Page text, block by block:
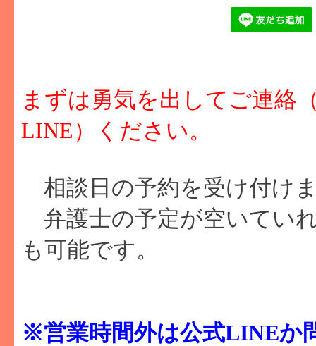
まずは勇気を出してご連絡
LINE）ください。
相談日の予約を受け付け
弁護士の予定が空いてい
も可能です。
※営業時間外は公式LINEか